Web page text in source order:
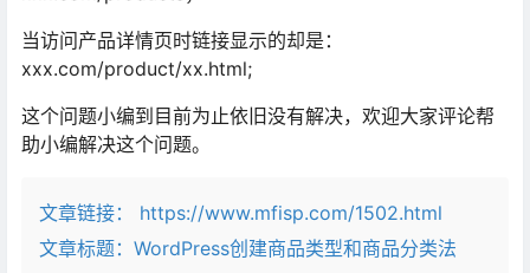
当访问产品详情页时链接显示的却是：
xxx.com/product/xx.html;
这个问题小编到目前为止依旧没有解决，欢迎大家评论帮
助小编解决这个问题。
文章链接：
https://www.mfisp.com/1502.html
文章标题： WordPress创建商品类型和商品分类法